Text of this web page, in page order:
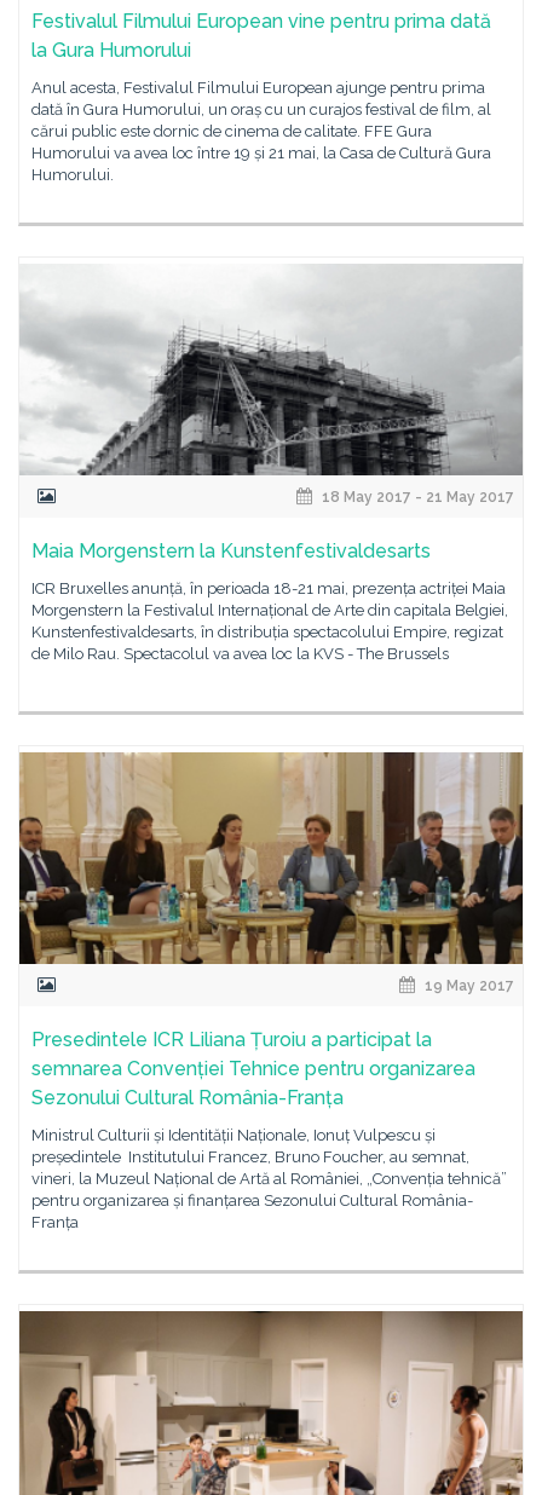
Festivalul Filmului European vine pentru prima dată
la Gura Humorului
Anul acesta, Festivalul Filmului European ajunge pentru prima
dată în Gura Humorului, un oraș cu un curajos festival de film, al
cărui public este dornic de cinema de calitate. FFE Gura
Humorului va avea loc între 19 și 21 mai, la Casa de Cultură Gura
Humorului.
18 May 2017 - 21 May 2017
Maia Morgenstern la Kunstenfestivaldesarts
ICR Bruxelles anunță, în perioada 18-21 mai, prezența actriței Maia
Morgenstern la Festivalul Internațional de Arte din capitala Belgiei,
Kunstenfestivaldesarts, în distribuția spectacolului Empire, regizat
de Milo Rau. Spectacolul va avea loc la KVS - The Brussels
19 May 2017
Presedintele ICR Liliana Țuroiu a participat la
semnarea Convenției Tehnice pentru organizarea
Sezonului Cultural România-Franța
Ministrul Culturii și Identității Naționale, Ionuț Vulpescu și
președintele Institutului Francez, Bruno Foucher, au semnat,
vineri, la Muzeul Național de Artă al României, „Convenția tehnică”
pentru organizarea și finanțarea Sezonului Cultural România-
Franța